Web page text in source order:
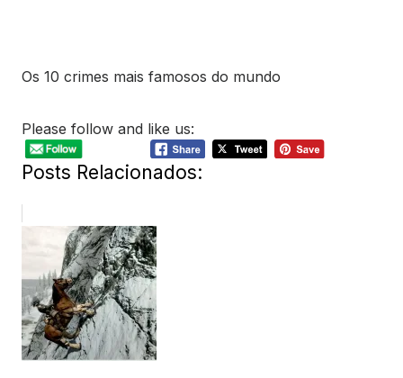
Os 10 crimes mais famosos do mundo
Please follow and like us:
Posts Relacionados: